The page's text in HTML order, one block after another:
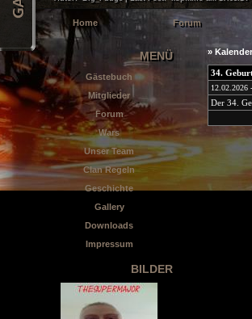
Home Forum
MENÜ
Gästebuch
Mitglieder
Forum
Wars
Unser Team
Clan Regeln
Geschichte
Gallery
Downloads
Impressum
BILDER
» Kalender
34.
12.02.2026
Der 34.